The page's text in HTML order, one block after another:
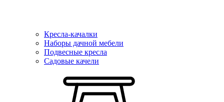
Кресла-качалки
Наборы дачной мебели
Подвесные кресла
Садовые качели